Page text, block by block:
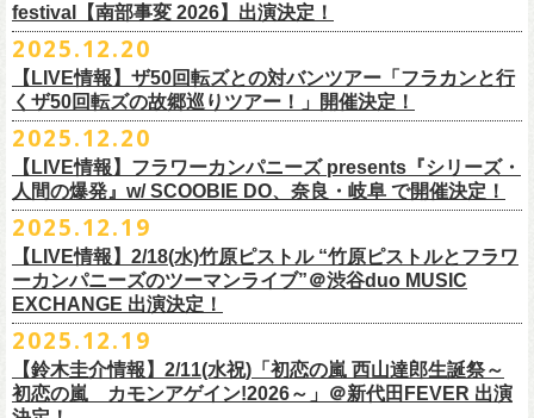
18:00〜
¥3,000(ドリンク別)
予約メールアドレス
okumasa.hrsm@gmail.com
◎「Mobstyles presents KOKOKARA」
日時：2026年3月20日(金祝) 開場16:00 / 開演 17:00
会場：釜石市民ホール TETTO ホールA（〒026-0024 岩手県釜石市大町
1-1-9）
出演：10-FEET / フラワーカンパニーズ / OA 田原 104 洋/SBE
チケット料金：前売￥6,600（税込）
＊オフィシャル先行実施！
受付期間：1/24(土) 18:00〜2/1(日) 23:59
https://l-tike.com/kokokara/
イベントオフィシャルサイト：
https://www.mobstyles.tokyo/view/page/mob25th
ベストテン世代による、ベストテン世代のための、そしてベストテン世
代じゃなくてもきっと楽しんでいただける、懐かしくも新鮮でとびきり
贅沢なステージショウ！
今年はどんな選曲＆ランキングになるのか！？
どうぞお楽しみに！
＊【ザ・ベストテン】初代司会者、久米宏さんのご逝去の報に接し、心
から哀悼の意を捧げます
◎フラカン＆ヨコロコ合同企画「俺たちのザ・ベストテン2026」大阪編
【昭和の歌番組を代表する『ザ・ベストテン』のトリビュートLIVE。
数々の昭和歌謡のカヴァーだけの一夜】
日時：5/14(木) 開場18:30／開演19:00
会場：大阪・十三GABU
出演：
真城めぐみ(Vo)
ルです〜」でのライヴに加え、 新たな試みとして歌とアコースティック
ギター一本とコーラスと小物の楽器などで構成するライヴ「ミニマル巡
業 〜うたとギターとコーラスと〜」の２形態で開催いたします。
初の試み、そして初の会場を多く含む今ツアー、どうぞお楽しみに！
◎「フォークの爆発2026 ミニマル巡業 〜うたとギターとコーラスと〜」
＊ミニマル巡業とは『新たな試みとして歌とアコースティックギター一
本とコーラスと小 物の楽器などで構成するライヴ』です
6/8(月)京都・紫明会館 18:30/19:00 問：SOLE CAFE
6/10(水)広島・東広島 西条公会堂 18:30/19:00 問：キャンディープロモ
ーション広島
6/11(木)香川・高松燦庫(sanko) 18:30/19:00 問：燦庫-
SANKO-/TOONICE
6/13(土)三重・鳥羽水族館 18:15/18:45 問：ネクストロード
【発売日】1/13 18:00
【問】TOP BEAT CLUB 03-6913-5433
◎「オクノマサヒコの DJ Dinners2026〜グレッグ・バレンタイン〜」
【日 程】2026年2月12日(木)
【時 間】OPEN 18:00 CLOSE 23:00 (L/O 22:00)
※お店のキャパシティに限りがあるため、混雑状況によっては時間制の
入れ替えとさせていただきます。
何卒、ご了承ください。
【会 場】押競満寿 〒151-0062 東京都渋谷区元代々木町25-5 1F
【料金】2000円（1ドリンク付き）
昨年9月20日(土)に開催されたフラワーカンパニーズ 日本武道館公演『フ
ラカンの日本武道館 Part2 〜超・今が旬〜』の模様を収録したLIVE Blu-
ray+CDの発売が決定！
全国のライブハウスを主戦場とし”メンバーチェンジなし、活動休止な
し”で全国各地でライブ・ツアーを続けているフラカンが、結成36年
で”超・今が旬”と自負し10年振りに挑んだ2度目の日本武道館ライブ。
映像監督・番場秀一氏が当日の模様と前後に行ったインタビューを交
ラカンの日本武道館 Part2 〜超・今が旬〜』の模様が、12/30(火)正午よ
り再びU-NEXTにてアーカイブ配信スタート！
全国のライブハウスを主戦場とし”メンバーチェンジなし、
し”で全国各地でライブ・
で”超・今が旬” と自負し10年振りに挑んだ2度目の日本武道館ライブ。
映像監督・番場秀一氏が当日の模様と前後に行ったインタビューを交
え、今のフラカンをリアルに映し出した148分。
この配信を記念し公開されている、2020年開催の横浜アリーナでの無観
客配信ライブ、2022年開催の日比谷野音ライブ、そして年末恒例となっ
ている京都のライブハウス磔磔でのセットリ
2023年の映像と合わせて、どうぞお楽しみください。
友部正人さんと今度は九州へ！熊本で２マンライブ開催決定！
◎フラワーカンパニーズ presents 「シリーズ・人間の爆発 〜友部さん
鹿児島ー熊本のハイエース旅〜」
日時：2026年4月5日(日) 開場14:30 開演15:00
会場：熊本Django
出演：フラワーカンパニーズ、友部正人
チケット料金：5200円（税込/ドリンク代別/整理番号付）
一般チケット発売日：2026年2月11日(水祝)10:00
プレイガイド：イープラス
問い合わせ：熊本Django
festival【南部事変 2026】出演決定！
2025.12.20
【LIVE情報】ザ50回転ズとの対バンツアー「フラカンと行
くザ50回転ズの故郷巡りツアー！」開催決定！
2025.12.20
【LIVE情報】フラワーカンパニーズ presents『シリーズ・
人間の爆発』w/ SCOOBIE DO、奈良・岐阜 で開催決定！
2025.12.19
【LIVE情報】2/18(水)竹原ピストル “竹原ピストルとフラワ
ーカンパニーズのツーマンライブ”＠渋谷duo MUSIC
EXCHANGE 出演決定！
2025.12.19
【鈴木圭介情報】2/11(水祝)「初恋の嵐 西山達郎生誕祭～
初恋の嵐 カモンアゲイン!2026～」＠新代田FEVER 出演